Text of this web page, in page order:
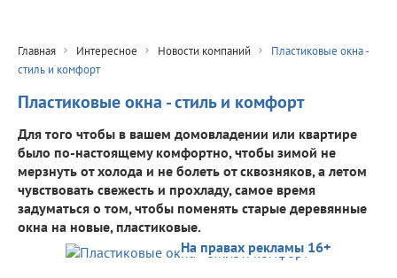
Главная Интересное Новости компаний
Пластиковые окна -
стиль и комфорт
Пластиковые окна - стиль и комфорт
Для того чтобы в вашем домовладении или квартире
было по-настоящему комфортно, чтобы зимой не
мерзнуть от холода и не болеть от сквозняков, а летом
чувствовать свежесть и прохладу, самое время
задуматься о том, чтобы поменять старые деревянные
окна на новые, пластиковые.
На правах рекламы 16+